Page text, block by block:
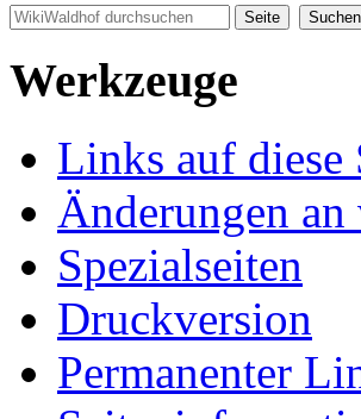
Werkzeuge
Links auf diese
Änderungen
Spezialseiten
Druckversion
Permanenter